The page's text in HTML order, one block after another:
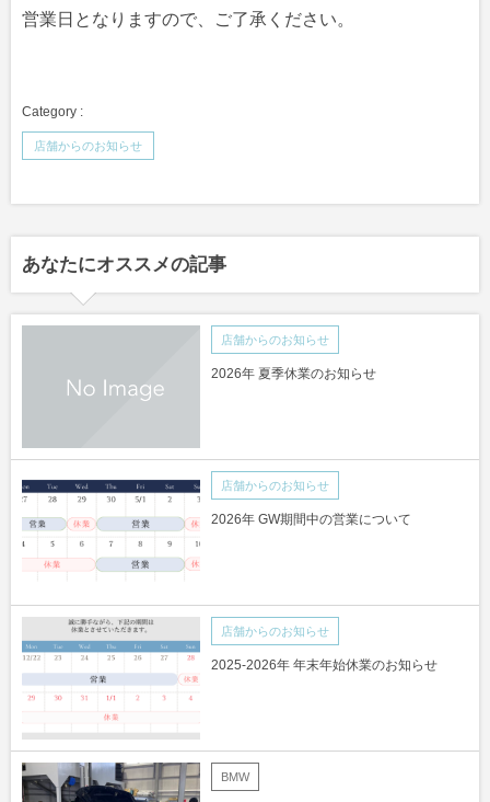
営業日となりますので、ご了承ください。
店舗からのお知らせ
あなたにオススメの記事
店舗からのお知らせ
2026年 夏季休業のお知らせ
店舗からのお知らせ
2026年 GW期間中の営業について
店舗からのお知らせ
2025-2026年 年末年始休業のお知らせ
BMW